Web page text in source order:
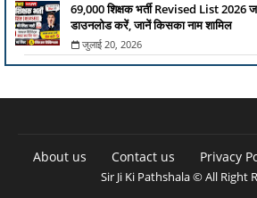
69,000 शिक्षक भर्ती Revised List 2026
डाउनलोड करें, जानें किसका नाम शामिल
जुलाई 20, 2026
About us Contact us Privacy
Sir Ji Ki Pathshala © All Right